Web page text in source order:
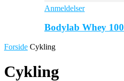
Anmeldelser
Bodylab Whey
Forside Cykling
Cykling